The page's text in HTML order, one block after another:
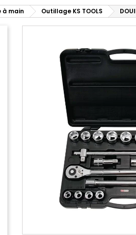
à main Outillage KS TOOLS